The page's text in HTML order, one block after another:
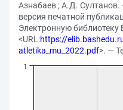
Азнабаев ; А.Д.
версия печатной
Электронную библиотеку
<URL:https://
atletika_mu_2022.pdf>. —